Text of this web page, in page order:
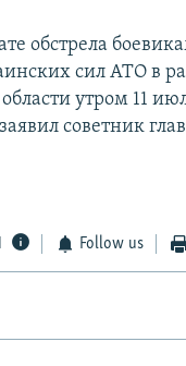
обстрела
сил АТО в
утром 11
советник
Follow us